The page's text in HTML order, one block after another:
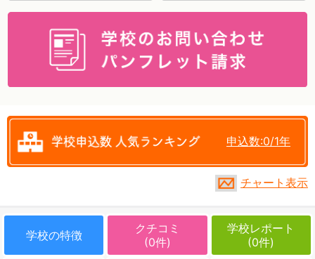
申込数:0/1年
チャート表示
学校の特徴
クチコミ
(0件)
学校レポート
(0件)